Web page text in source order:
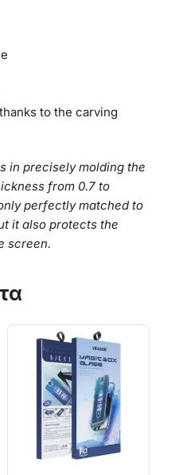
to the carving
in precisely molding the
from 0.7 to
perfectly matched to
it also protects the
screen.